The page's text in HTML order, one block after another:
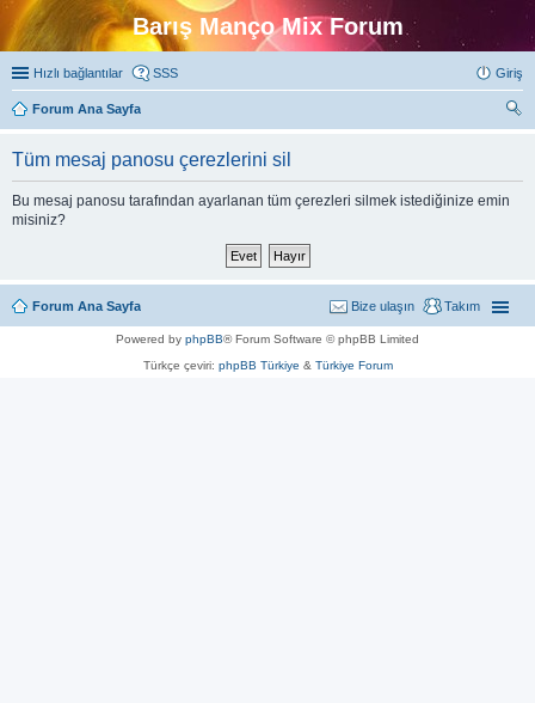
Barış Manço Mix Forum
Hızlı bağlantılar SSS Giriş
Forum Ana Sayfa
Tüm mesaj panosu çerezlerini sil
Bu mesaj panosu tarafından ayarlanan tüm çerezleri silmek istediğinize emin
misiniz?
Forum Ana Sayfa Takım
Bize ulaşın
Powered by phpBB® Forum Software © phpBB Limited
Türkçe çeviri: phpBB Türkiye & Türkiye Forum